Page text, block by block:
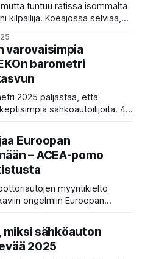
tuntuu ratissa isommalta
kilpailija. Koeajossa selviää,
Crossin premiumiksi.
varovaisimpia
barometri
2025 paljastaa, että
sähköautoilijoita. 45
Talous, ilmasto ja arki
Euroopan
– ACEA-pomo
myyntikielto
ongelmiin Euroopan
vaatii teknologianeutraaliutta
sähköauton
2025